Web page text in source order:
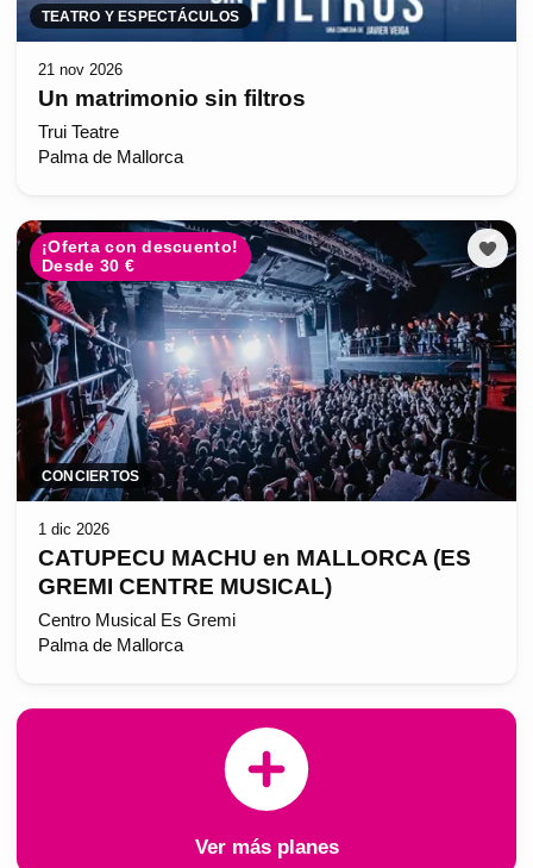
TEATRO Y ESPECTÁCULOS
21 nov 2026
Un matrimonio sin filtros
Trui Teatre
Palma de Mallorca
¡Oferta con descuento!
Desde 30 €
CONCIERTOS
1 dic 2026
CATUPECU MACHU en MALLORCA (ES
GREMI CENTRE MUSICAL)
Centro Musical Es Gremi
Palma de Mallorca
Ver más planes